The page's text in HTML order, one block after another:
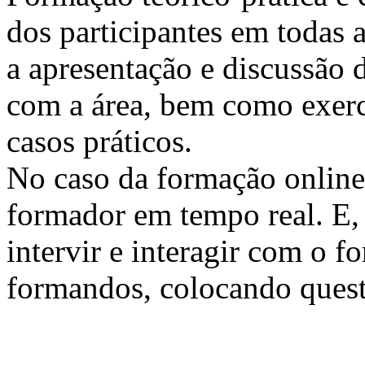
dos participantes em todas
a apresentação e
com a área, bem como
casos práticos.
No caso da formação
formador em tempo real.
intervir e interagir com o
formandos, colocando